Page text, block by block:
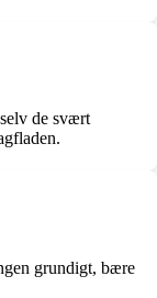
de svært
grundigt, bære